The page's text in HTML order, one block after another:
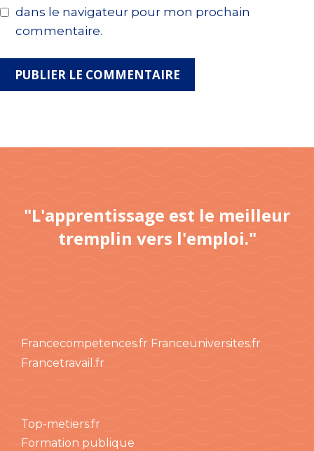
dans le navigateur pour mon prochain
commentaire.
"L'apprentissage est le meilleur
tremplin vers l'emploi."
Francecompetences.fr Franceuniversites.fr
Francetravail.fr
Top-metiers.fr
Formation publique